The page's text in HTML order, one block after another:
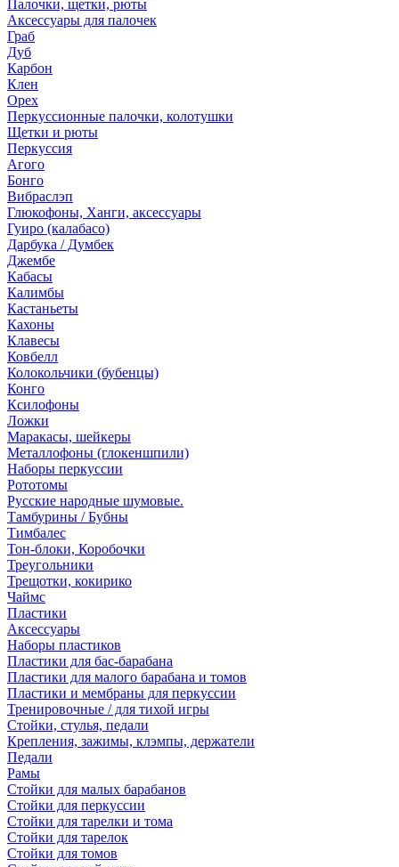
Палочки, щетки, рюты
Аксессуары для палочек
Граб
Дуб
Карбон
Клен
Орех
Перкуссионные палочки, колотушки
Щетки и рюты
Перкуссия
Агого
Бонго
Вибраслэп
Глюкофоны, Ханги, аксессуары
Гуиро (калабасо)
Дарбука / Думбек
Джембе
Кабасы
Калимбы
Кастаньеты
Кахоны
Клавесы
Ковбелл
Колокольчики (бубенцы)
Конго
Ксилофоны
Ложки
Маракасы, шейкеры
Металлофоны (глокеншпили)
Наборы перкуссии
Рототомы
Русские народные шумовые.
Тамбурины / Бубны
Тимбалес
Тон-блоки, Коробочки
Треугольники
Трещотки, кокирико
Чаймс
Пластики
Аксессуары
Наборы пластиков
Пластики для бас-барабана
Пластики для малого барабана и томов
Пластики и мембраны для перкуссии
Тренировочные / для тихой игры
Стойки, стулья, педали
Крепления, зажимы, клэмпы, держатели
Педали
Рамы
Стойки для малых барабанов
Стойки для перкуссии
Стойки для тарелки и тома
Стойки для тарелок
Стойки для томов